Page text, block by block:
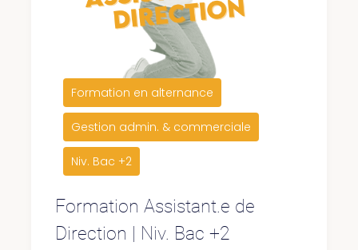
Formation en alternance
Gestion admin. & commerciale
Niv. Bac +2
Formation Assistant.e de
Direction | Niv. Bac +2